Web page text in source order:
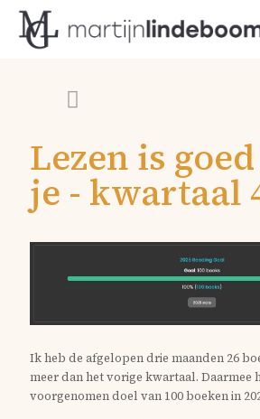
Lezen is
je - kwartaal
Ik heb de afgelopen drie maanden 26
meer dan het vorige kwartaal. Daarmee
voorgenomen doel van 100 boeken in